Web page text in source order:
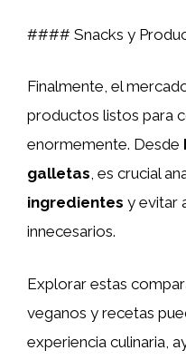
#### Snacks y
Finalmente, el
productos listos para
enormemente. Desde
galletas, es crucial
ingredientes y evitar
innecesarios.
Explorar estas
veganos y recetas
experiencia culinaria,